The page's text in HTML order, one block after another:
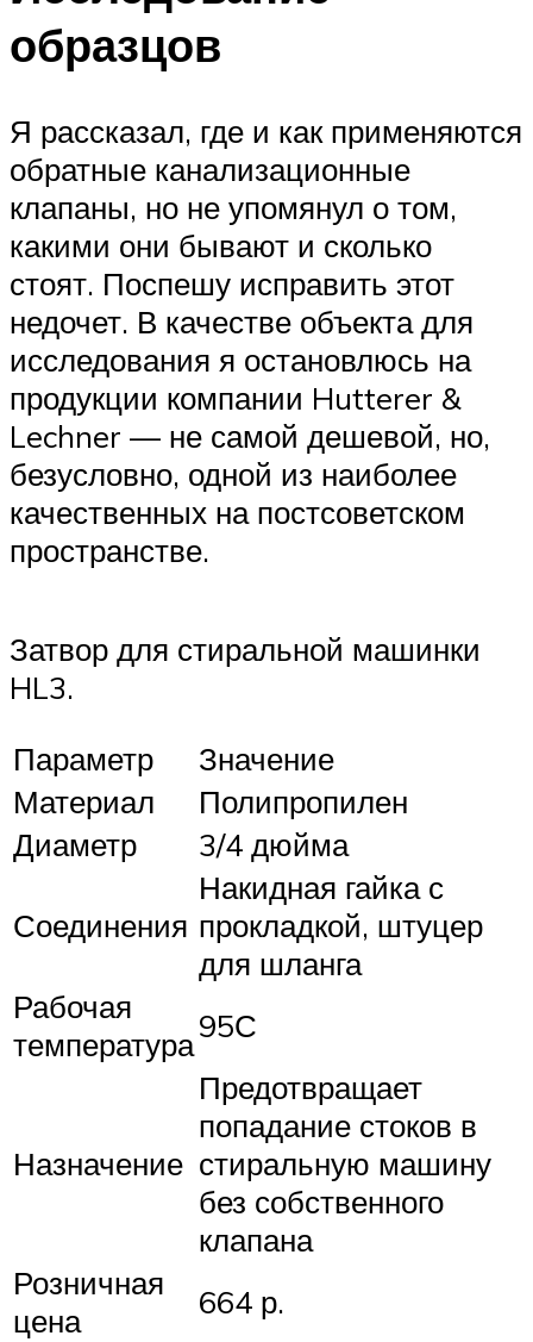
образцов
Я рассказал, где и как применяются
обратные канализационные
клапаны, но не упомянул о том,
какими они бывают и сколько
стоят. Поспешу исправить этот
недочет. В качестве объекта для
исследования я остановлюсь на
продукции компании Hutterer &
Lechner — не самой дешевой, но,
безусловно, одной из наиболее
качественных на постсоветском
пространстве.
Затвор для стиральной машинки
HL3.
Параметр
Значение
Материал
Полипропилен
Диаметр
3/4 дюйма
Соединения
Накидная гайка с
прокладкой, штуцер
для шланга
Рабочая
температура95С
Назначение
Предотвращает
попадание стоков в
стиральную машину
без собственного
клапана
Розничная
цена
664 р.